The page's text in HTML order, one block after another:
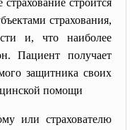
страхованиестроится
страхования,
и, что наиболее
Пациент получает
защитника своих
помощи
или страхователю